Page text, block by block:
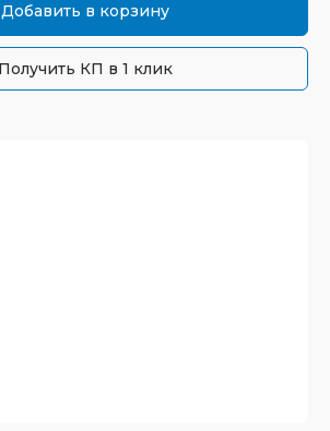
Добавить в корзину
Получить КП в 1 клик